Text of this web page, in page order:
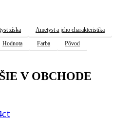
získa
Ametyst a jeho charakteristika
Hodnota Farba Pôvod
V OBCHODE